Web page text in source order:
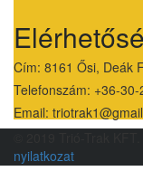
Cím: 8161 Ősi, Deák
Telefonszám: +36-
Email:
nyilatkozat